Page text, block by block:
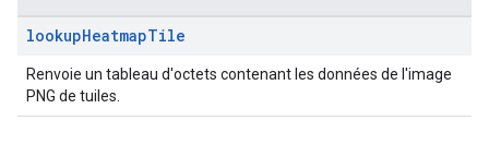
lookupHeatmapTile
Renvoie un tableau d'octets contenant les données de l'image
PNG de tuiles.